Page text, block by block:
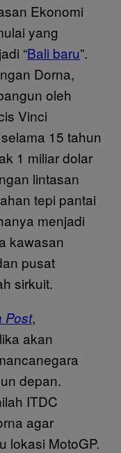
Ekonomi
yang
“Bali baru”.
Dorna,
oleh
Vinci
15 tahun
1 miliar dolar
lintasan
tepi pantai
menjadi
kawasan
pusat
sirkuit.
Post,
akan
depan.
ITDC
agar
lokasi MotoGP.